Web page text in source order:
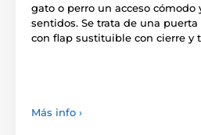
gato o perro un acceso cómodo
sentidos. Se trata de una
con flap sustituible con cierre y
Más info ›